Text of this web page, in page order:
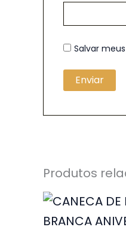
Salvar
Produtos